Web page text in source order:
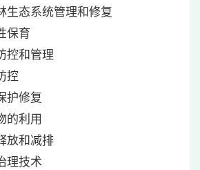
态系统管理和修复
育
和管理
控
修复
利用
和减排
技术